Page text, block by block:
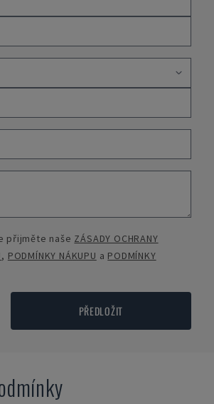
přijměte naše ZÁSADY OCHRANY
, PODMÍNKY NÁKUPU a PODMÍNKY
PŘEDLOŽIT